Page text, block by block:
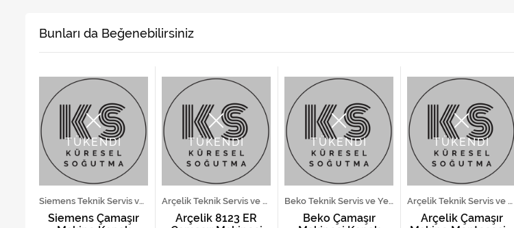
Bunları da Beğenebilirsiniz
TÜKENDİ
Siemens Teknik Servis ve Yedek Parça Hizmetleri
Siemens Çamaşır
TÜKENDİ
Arçelik Teknik Servis ve Yedek Parça Hizmetleri
Arçelik 8123 ER
TÜKENDİ
Beko Teknik Servis ve Yedek Parça Hizmetleri
Beko Çamaşır
TÜKENDİ
Arçelik Teknik Servis ve Yedek Parça Hizmetleri
Arçelik Çamaşır